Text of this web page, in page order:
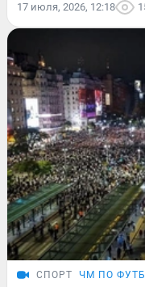
17 июля, 2026, 12:18
СПОРТ ЧМ ПО